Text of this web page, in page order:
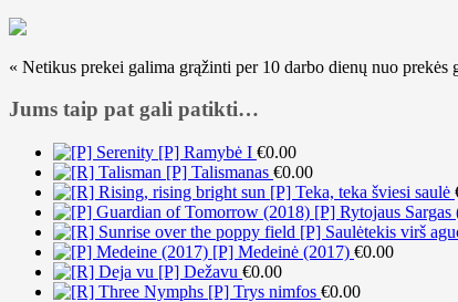
« Netikus prekei galima grąžinti per 10 darbo dienų nuo
Jums taip pat gali patikti…
[P] Ramybė I €0.00
[P] Talismanas €0.00
[P] Teka, teka šviesi saulė
[P] Rytojaus Sargas
[P] Saulėtekis virš
[P] Medeinė (2017) €0.00
[P] Dežavu €0.00
[P] Trys nimfos €0.00